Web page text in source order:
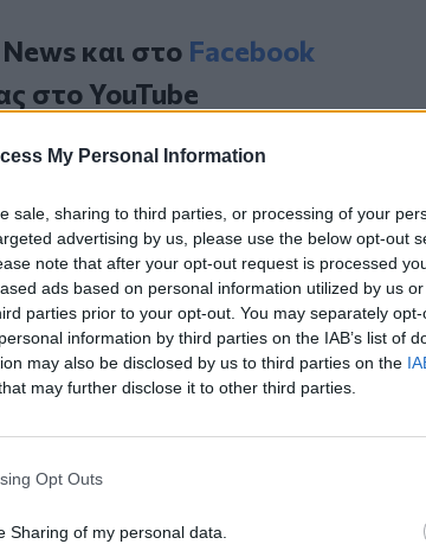
My Personal Information
sale, sharing to third parties, or processing of your
advertising by us, please use the below opt-out
note that after your opt-out request is processed
ads based on personal information utilized by us
parties prior to your opt-out. You may separately
information by third parties on the IAB’s list of
may also be disclosed by us to third parties on the
may further disclose it to other third parties.
Opt Outs
Sharing of my personal data.
και στο Facebook
στοYouTube